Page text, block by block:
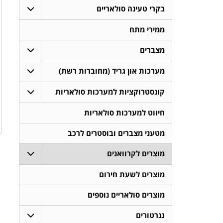
בקרי טעינה סולאריים
ממירי מתח
מצברים
מערכות און גריד (מחוברות רשת)
קונסטרוקציות למערכות סולאריות
חיווט למערכות סולאריות
מטעני מצברים ובוסטרים לרכב
מוצרים לקרוואנים
מוצרים לשעת חירום
מוצרים סולאריים נוספים
גנרטורים